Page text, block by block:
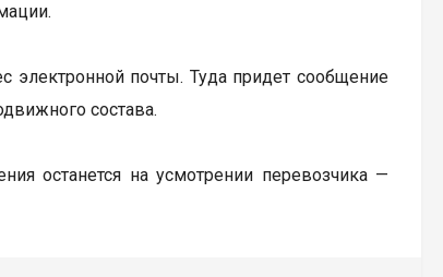
электронной почты. Туда придет сообщение
состава.
останется на усмотрении перевозчика —